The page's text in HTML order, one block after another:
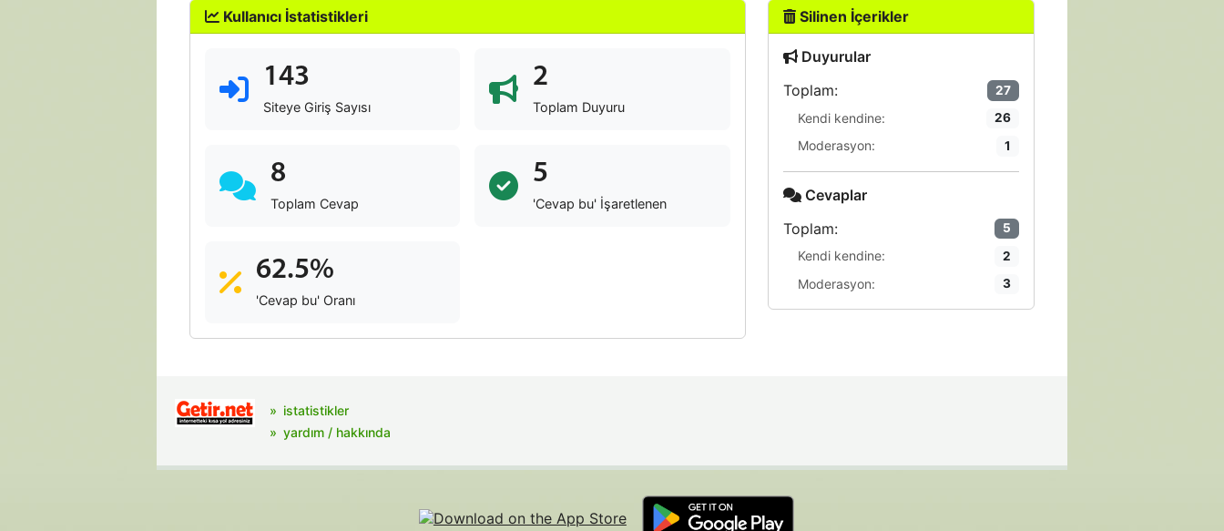
Kullanıcı İstatistikleri
143
Siteye Giriş Sayısı
2
Toplam Duyuru
8
Toplam Cevap
5
'Cevap bu' İşaretlenen
62.5%
'Cevap bu' Oranı
Silinen İçerikler
Duyurular
Toplam:
27
Kendi kendine: 26
Moderasyon: 1
Cevaplar
Toplam:
5
Kendi kendine: 2
Moderasyon: 3
istatistikler
yardım / hakkında